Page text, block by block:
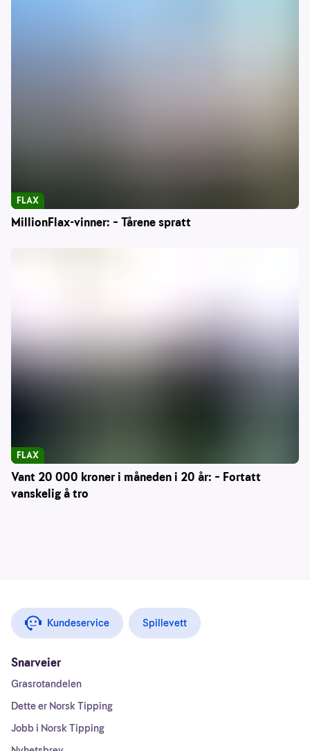
MillionFlax-vinner: – Tårene spratt
FLAX
Vant 20 000 kroner i måneden i 20 år: – Fortatt
vanskelig å tro
FLAX
Kundeservice Spillevett
Snarveier
Grasrotandelen
Dette er Norsk Tipping
Jobb i Norsk Tipping